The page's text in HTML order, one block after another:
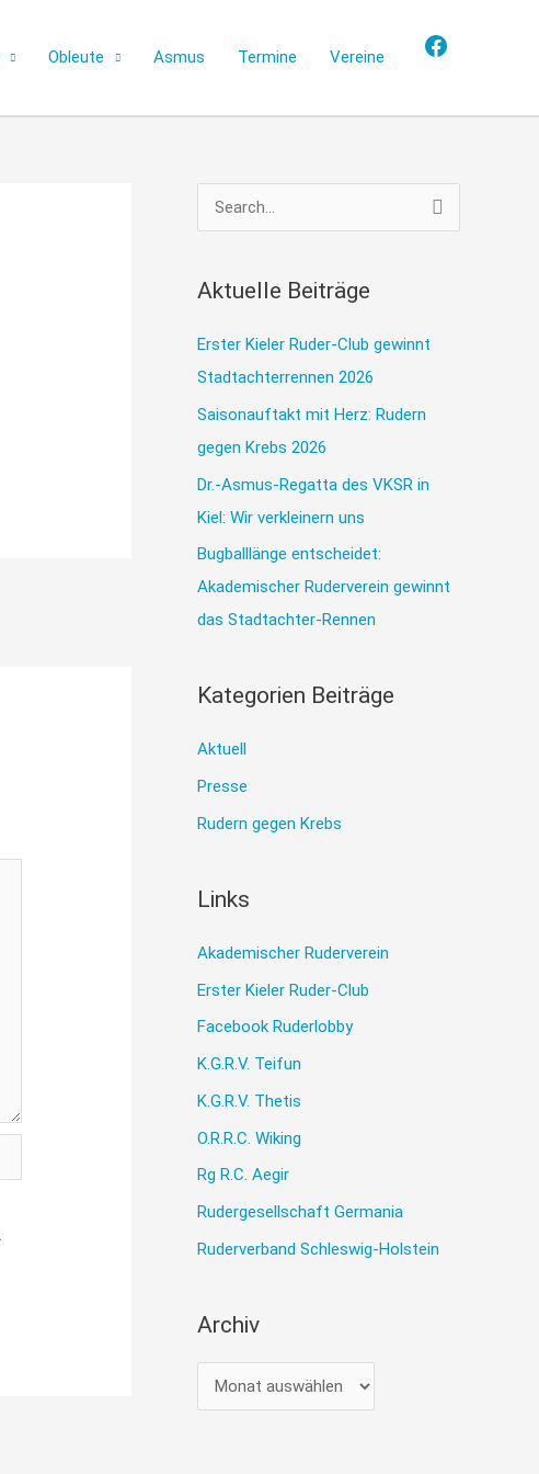
Obleute Asmus Termine Vereine
Facebook
u
h
c
h
:
Aktuelle Beiträge
Erster Kieler Ruder-Club gewinnt
Stadtachterrennen 2026
Saisonauftakt mit Herz: Rudern
gegen Krebs 2026
Dr.-Asmus-Regatta des VKSR in
Kiel: Wir verkleinern uns
Bugballlänge entscheidet:
Akademischer Ruderverein gewinnt
das Stadtachter-Rennen
Kategorien Beiträge
Aktuell
Presse
Rudern gegen Krebs
Links
Akademischer Ruderverein
Erster Kieler Ruder-Club
Facebook Ruderlobby
K.G.R.V. Teifun
K.G.R.V. Thetis
O.R.R.C. Wiking
Rg R.C. Aegir
Rudergesellschaft Germania
Ruderverband Schleswig-Holstein
Archiv
r